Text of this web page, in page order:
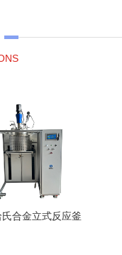
合金立式反应釜